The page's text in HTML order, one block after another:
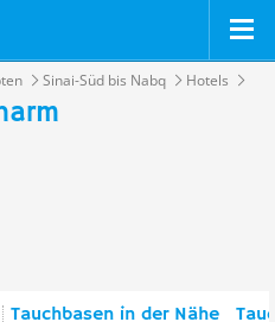
Sinai-Süd bis Nabq Hotels
Tauchbasen in der Nähe